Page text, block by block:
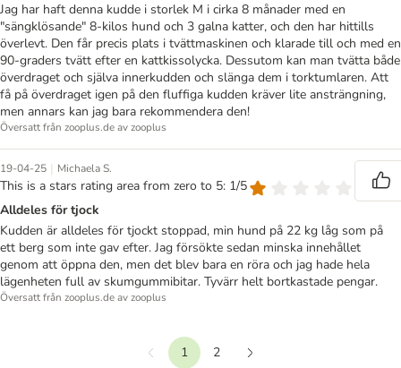
Jag har haft denna kudde i storlek M i cirka 8 månader med en
"sängklösande" 8-kilos hund och 3 galna katter, och den har hittills
överlevt. Den får precis plats i tvättmaskinen och klarade till och med en
90-graders tvätt efter en kattkissolycka. Dessutom kan man tvätta både
överdraget och själva innerkudden och slänga dem i torktumlaren. Att
få på överdraget igen på den fluffiga kudden kräver lite ansträngning,
men annars kan jag bara rekommendera den!
Översatt från zooplus.de av zooplus
19-04-25 | Michaela S.
This is a stars rating area from zero to 5: 1/5
Alldeles för tjock
Kudden är alldeles för tjockt stoppad, min hund på 22 kg låg som på
ett berg som inte gav efter. Jag försökte sedan minska innehållet
genom att öppna den, men det blev bara en röra och jag hade hela
lägenheten full av skumgummibitar. Tyvärr helt bortkastade pengar.
Översatt från zooplus.de av zooplus
Föregående
1
2